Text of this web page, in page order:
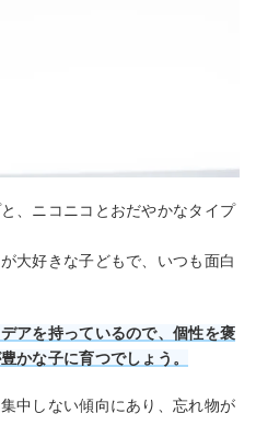
、ニコニコとおだやかなタイプ
大好きな子どもで、いつも面白
アを持っているので、個性を褒
かな子に育つでしょう。
中しない傾向にあり、忘れ物が